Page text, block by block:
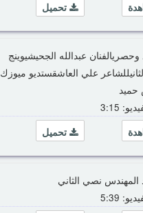
تحميل
وحصريالفنان عبدالله الجحيشيوينج
علي العاشقستديو ميوزك
حميد
3:15
تحميل
المهندس نصي الثاني
5:39